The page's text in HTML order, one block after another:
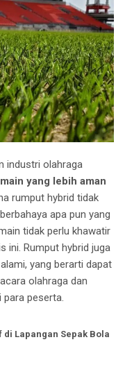
industri olahraga
yang lebih aman
rumput hybrid tidak
apa pun yang
tidak perlu khawatir
ini. Rumput hybrid juga
yang berarti dapat
olahraga dan
para peserta.
Lapangan Sepak Bola